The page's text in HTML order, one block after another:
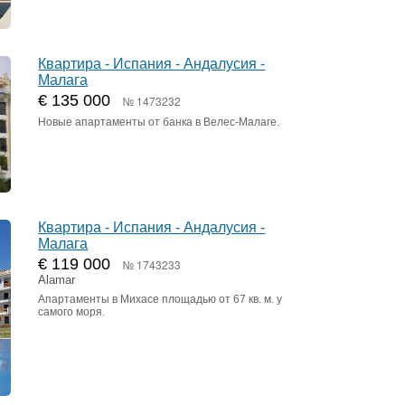
Квартира - Испания - Андалусия -
Малага
€ 135 000 № 1473232
Новые апартаменты от банка в Велес-Малаге.
Квартира - Испания - Андалусия -
Малага
€ 119 000 № 1743233
Alamar
Апартаменты в Михасе площадью от 67 кв. м. у
самого моря.